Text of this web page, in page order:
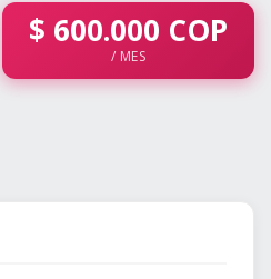
$ 600.000 COP
/ MES